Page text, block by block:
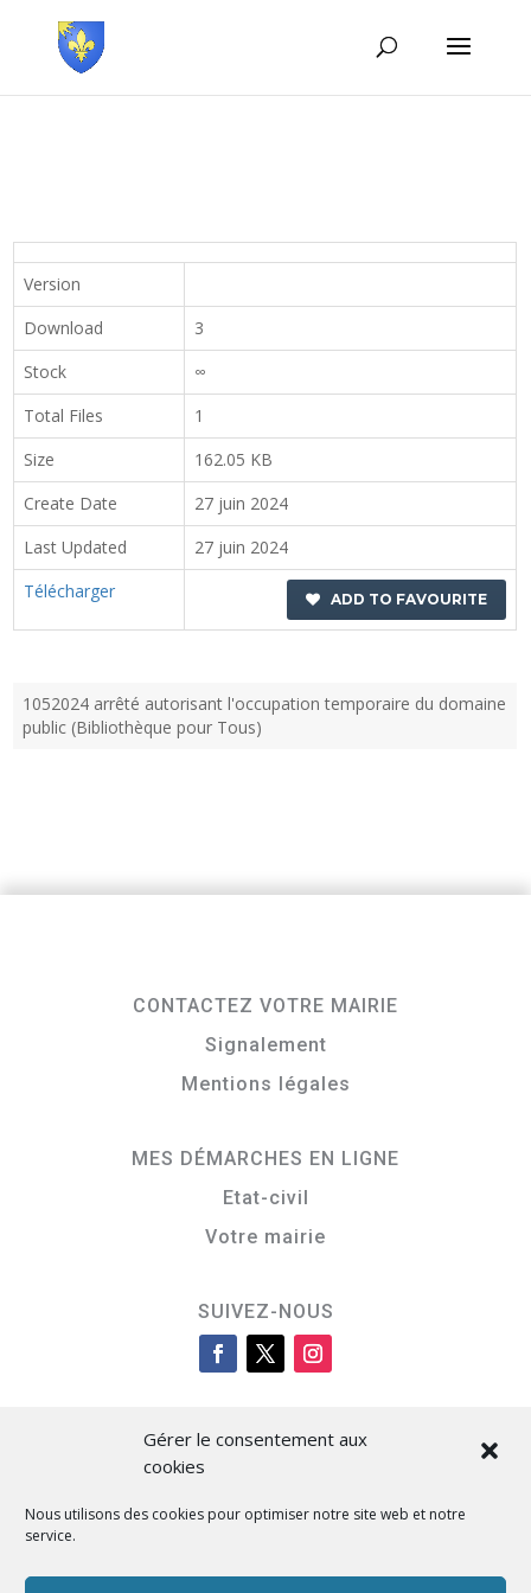
Gérer le consentement aux
cookies
Nous utilisons des cookies pour optimiser notre site web et notre
service.
Version
Download
3
Stock
∞
Total Files
1
Size
162.05 KB
Create Date
27 juin 2024
Last Updated
27 juin 2024
Télécharger
ADD TO FAVOURITE
1052024 arrêté autorisant l'occupation temporaire du domaine
public (Bibliothèque pour Tous)
CONTACTEZ VOTRE MAIRIE
Signalement
Mentions légales
MES DÉMARCHES EN LIGNE
Etat-civil
Votre mairie
SUIVEZ-NOUS
Cità di L’Isula